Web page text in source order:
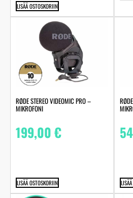
LISÄÄ OSTOSKORIIN
RØDE STEREO VIDEOMIC PRO –
MIKROFONI
199,00€
LISÄÄ OSTOSKORIIN